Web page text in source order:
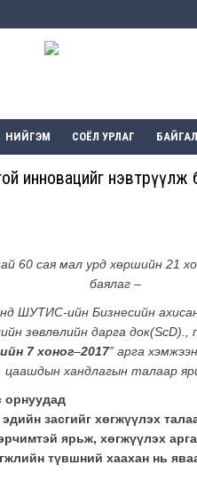
НИЙГЭМ СОЁЛ УРЛАГ
инновацийг
60 сая мал урд хөршийн 21
баялаг –
ШУТИС-ийн Бизнесийн
зөвлөлийн дарга
7 хоног–2017” арга
цаашдын хандлагын талаар
орнуудад
засгийг хөгжүүлэх
ярьж, хөгжүүлэх
түвшний хаахан нь